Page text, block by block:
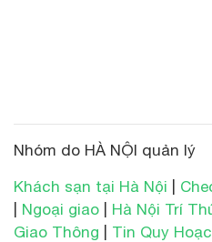
Nhóm do HÀ NỘI quản lý
Khách sạn tại Hà Nội
Ngoại giao Hà Nội Trí
Giao Thông
Tin Quy